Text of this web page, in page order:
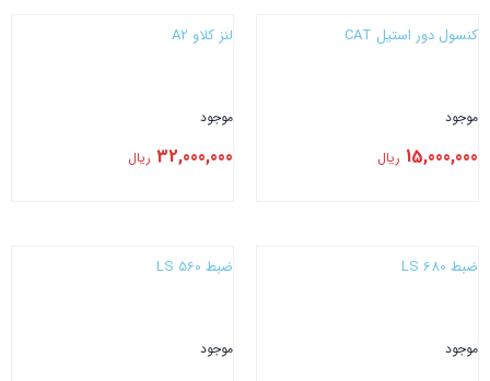
کنسول دور استیل CAT
موجود
15,000,000 ریال
لنز کلاو A2
موجود
32,000,000 ریال
ضبط LS 680
موجود
ضبط LS 560
موجود